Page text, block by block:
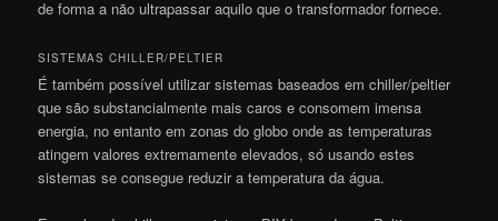
de forma a não ultrapassar aquilo que o transformador fornece.
SISTEMAS CHILLER/PELTIER
É também possível utilizar sistemas baseados em chiller/peltier
que são substancialmente mais caros e consomem imensa
energia, no entanto em zonas do globo onde as temperaturas
atingem valores extremamente elevados, só usando estes
sistemas se consegue reduzir a temperatura da água.